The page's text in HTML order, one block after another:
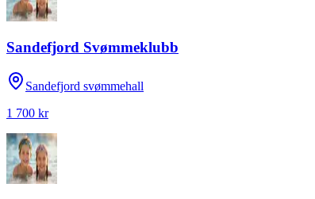
Sandefjord Svømmeklubb
Sandefjord svømmehall
1 700 kr